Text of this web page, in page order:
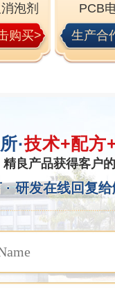
泡剂
购买>
PCB
生产合
·技术+配方
精良产品获得客户
· 研发在线回复